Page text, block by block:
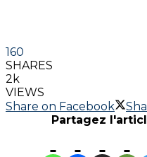
160
SHARES
2k
VIEWS
Share on Facebook
Partagez